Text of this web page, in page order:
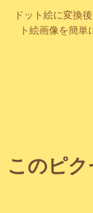
ドット絵に変換
ト絵画像を簡
このピ